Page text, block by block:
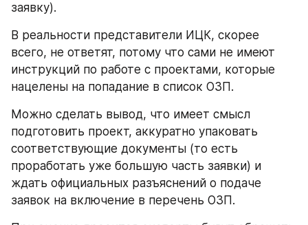
заявку).
В реальности представители ИЦК, скорее
всего, не ответят, потому что сами не имеют
инструкций по работе с проектами, которые
нацелены на попадание в список ОЗП.
Можно сделать вывод, что имеет смысл
подготовить проект, аккуратно упаковать
соответствующие документы (то есть
проработать уже большую часть заявки) и
ждать официальных разъяснений о подаче
заявок на включение в перечень ОЗП.